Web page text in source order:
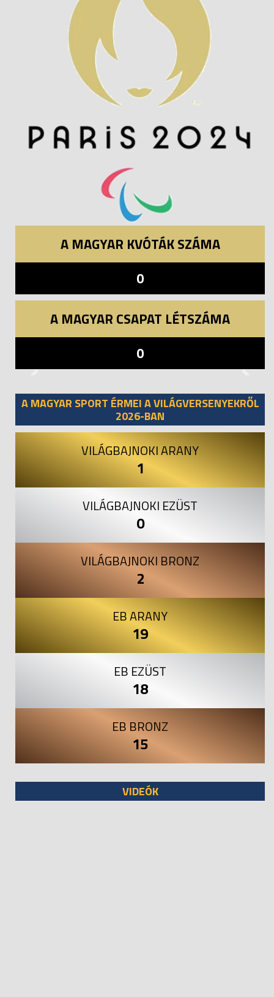
A MAGYAR KVÓTÁK SZÁMA
0
A MAGYAR CSAPAT LÉTSZÁMA
0
A MAGYAR SPORT ÉRMEI A VILÁGVERSENYEKRŐL
2026-BAN
VILÁGBAJNOKI ARANY
1
VILÁGBAJNOKI EZÜST
0
VILÁGBAJNOKI BRONZ
2
EB ARANY
19
EB EZÜST
18
EB BRONZ
15
VIDEÓK